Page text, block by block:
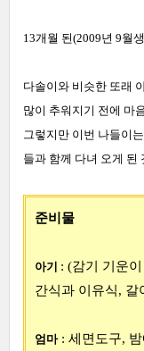
13개월 된(2009년 9월
다솔이와 비슷한 또래
많이 추워지기 전에 마
그렇지만 이번 나들이
들과 함께 다녀 오게 된
준비물
아기 : (감기 기운
간식과 이유식, 갈
엄마: 세면도구, 밤